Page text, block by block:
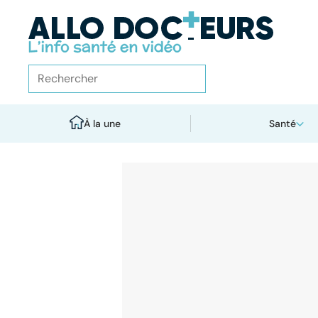
À la une Santé